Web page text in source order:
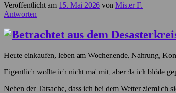
Veröffentlicht am 15. Mai 2026 von Mister F.
Antworten
Heute einkaufen, leben am Wochenende, Nahrung,
Eigentlich wollte ich nicht mal mit, aber da ich blöde
Neben der Tatsache, dass ich bei dem Wetter ziemlich